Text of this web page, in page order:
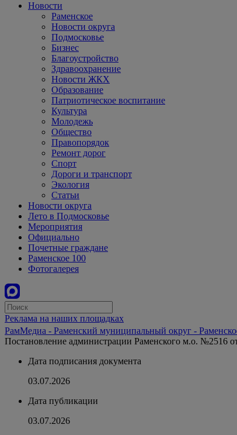
Новости
Раменское
Новости округа
Подмосковье
Бизнес
Благоустройство
Здравоохранение
Новости ЖКХ
Образование
Патриотическое воспитание
Культура
Молодежь
Общество
Правопорядок
Ремонт дорог
Спорт
Дороги и транспорт
Экология
Статьи
Новости округа
Лето в Подмосковье
Мероприятия
Официально
Почетные граждане
Раменское 100
Фотогалерея
Реклама на наших площадках
РамМедиа - Раменский муниципальный округ -
Постановление администрации Раменского м.о. №2516
Дата подписания документа
03.07.2026
Дата публикации
03.07.2026